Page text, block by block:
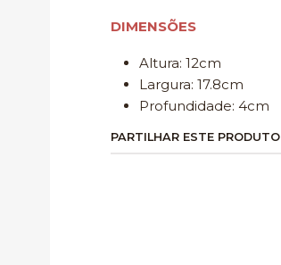
DIMENSÕES
Altura: 12cm
Largura: 17.8cm
Profundidade: 4cm
PARTILHAR ESTE PRODUTO